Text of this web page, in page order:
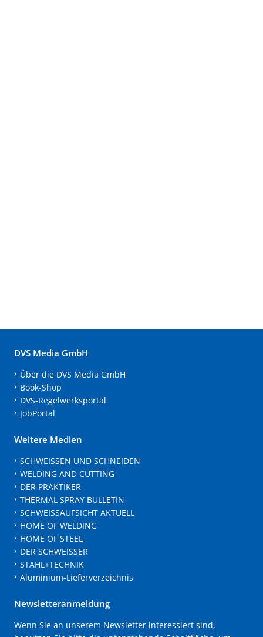
DVS Media GmbH
Über die DVS Media GmbH
Book-Shop
DVS-Regelwerksportal
JobPortal
Weitere Medien
SCHWEISSEN UND SCHNEIDEN
WELDING AND CUTTING
DER PRAKTIKER
THERMAL SPRAY BULLETIN
SCHWEISSAUFSICHT AKTUELL
HOME OF WELDING
HOME OF STEEL
DER SCHWEISSER
STAHL+TECHNIK
Aluminium-Lieferverzeichnis
Newsletteranmeldung
Wenn Sie an unserem Newsletter interessiert sind,